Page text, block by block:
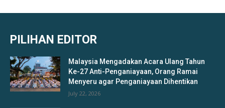
PILIHAN EDITOR
Malaysia Mengadakan Acara Ulang Tahun
Ke-27 Anti-Penganiayaan, Orang Ramai
Menyeru agar Penganiayaan Dihentikan
July 22, 2026